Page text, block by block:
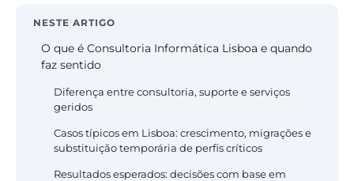
NESTE ARTIGO
O que é Consultoria Informática Lisboa e quando
faz sentido
Diferença entre consultoria, suporte e serviços
geridos
Casos típicos em Lisboa: crescimento, migrações e
substituição temporária de perfis críticos
Resultados esperados: decisões com base em